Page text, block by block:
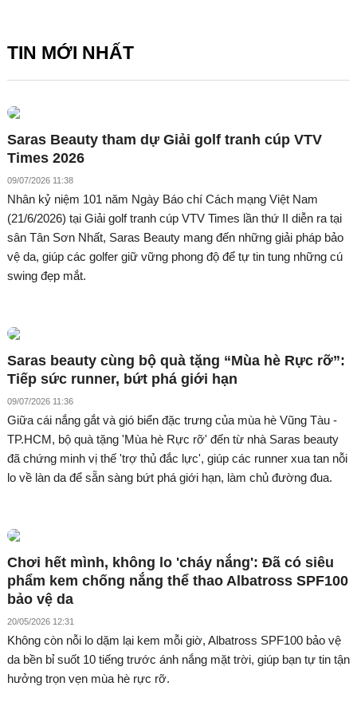
TIN MỚI NHẤT
Saras Beauty tham dự Giải golf tranh cúp VTV
Times 2026
09/07/2026 11:38
Nhân kỷ niệm 101 năm Ngày Báo chí Cách mạng Việt Nam
(21/6/2026) tại Giải golf tranh cúp VTV Times lần thứ II diễn ra tại
sân Tân Sơn Nhất, Saras Beauty mang đến những giải pháp bảo
vệ da, giúp các golfer giữ vững phong độ để tự tin tung những cú
swing đẹp mắt.
Saras beauty cùng bộ quà tặng “Mùa hè Rực rỡ”:
Tiếp sức runner, bứt phá giới hạn
09/07/2026 11:36
Giữa cái nắng gắt và gió biển đặc trưng của mùa hè Vũng Tàu -
TP.HCM, bộ quà tặng 'Mùa hè Rực rỡ' đến từ nhà Saras beauty
đã chứng minh vị thế 'trợ thủ đắc lực', giúp các runner xua tan nỗi
lo về làn da để sẵn sàng bứt phá giới hạn, làm chủ đường đua.
Chơi hết mình, không lo 'cháy nắng': Đã có siêu
phẩm kem chống nắng thể thao Albatross SPF100
bảo vệ da
20/05/2026 12:31
Không còn nỗi lo dặm lại kem mỗi giờ, Albatross SPF100 bảo vệ
da bền bỉ suốt 10 tiếng trước ánh nắng mặt trời, giúp bạn tự tin tận
hưởng trọn vẹn mùa hè rực rỡ.